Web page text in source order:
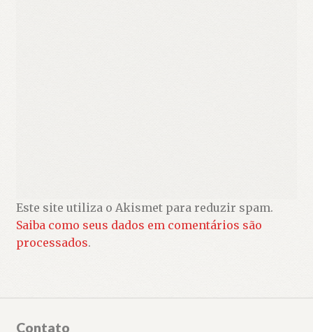
Este site utiliza o Akismet para reduzir spam.
Saiba como seus dados em comentários são
processados.
Contato